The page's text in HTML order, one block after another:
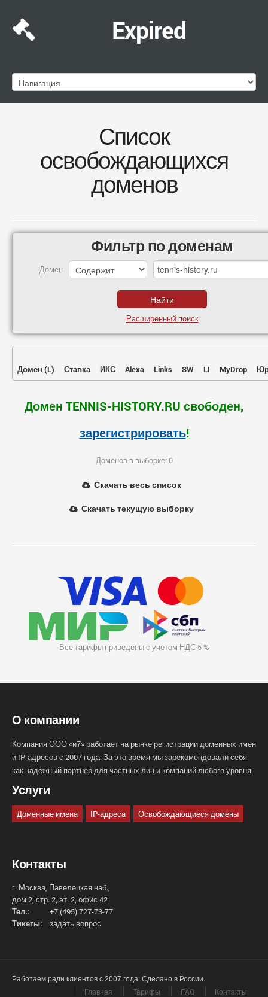
Expired
Список
освобождающихся
доменов
Фильтр по доменам
Домен
Расширенный поиск
Домен (L) Ставка ИКС Alexa Links SW LI MyDrop
Домен TENNIS-HISTORY.RU свободен,
зарегистрировать!
Доменов в выборке: 0
Скачать весь список
Скачать текущую выборку
Все тарифы приведены с учетом НДС 5 %
О компании
Компания ООО «и7» работает на рынке регистрации доменных имен
и IP-адресов с 2007 года. За это время мы зарекомендовали себя
как надежный партнер для частных лиц и компаний любого уровня.
Услуги
Доменные имена IP-адреса Освобождающиеся домены
Контакты
г. Москва, Павелецкая наб.,
дом 2, стр. 2, эт. 2, офис 42
Тел.:
+7 (495) 727-73-77
Тикеты:
задать вопрос
Работаем ради клиентов с 2007 года. Сделано в России.
Главная
Тарифы FAQ Контакты